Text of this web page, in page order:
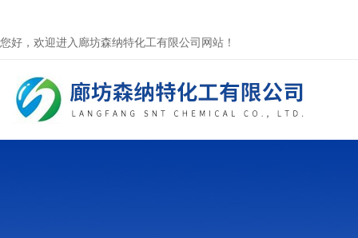
您好，欢迎进入廊坊森纳特化工有限公司网站！